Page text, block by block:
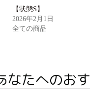
【状態S】
2026年2月1日
全ての商品
なたへのお